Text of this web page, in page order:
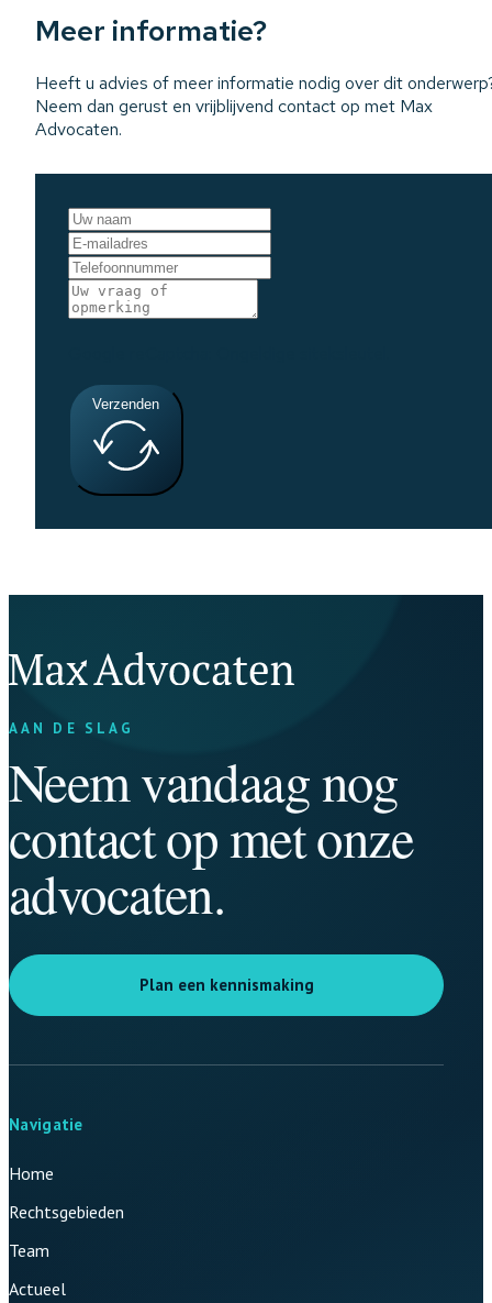
Meer informatie?
Heeft u advies of meer informatie nodig over dit
Neem dan gerust en vrijblijvend contact op met Max
Advocaten.
Verzenden
AAN DE SLAG
Neem vandaag nog
contact op met onze
advocaten.
Plan een kennismaking
Navigatie
Home
Rechtsgebieden
Team
Actueel